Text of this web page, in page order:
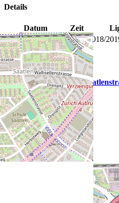
Details
Datum Zeit
5. September 2018 19:30 2018/
Austragungsort
Saatlen Pub,